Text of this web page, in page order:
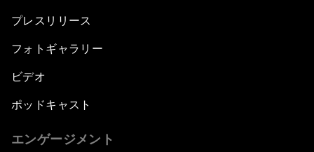
プレスリリース
フォトギャラリー
ビデオ
ポッドキャスト
エンゲージメント